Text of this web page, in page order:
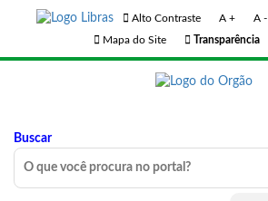
Alto Contraste A + A -
Mapa do Site
Transparência
Buscar